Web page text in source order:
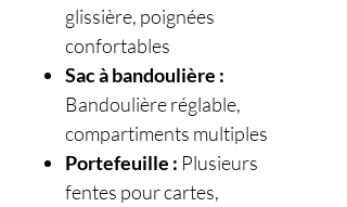
glissière, poignées
confortables
Sac à bandoulière :
Bandoulière réglable,
compartiments multiples
Portefeuille : Plusieurs
fentes pour cartes,